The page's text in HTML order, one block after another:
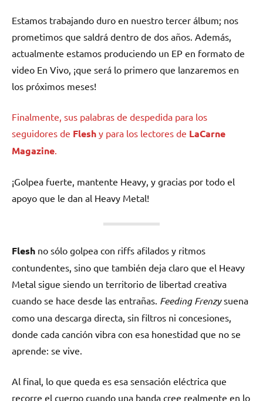
Estamos trabajando duro en nuestro tercer álbum; nos
prometimos que saldrá dentro de dos años. Además,
actualmente estamos produciendo un EP en formato de
video En Vivo, ¡que será lo primero que lanzaremos en
los próximos meses!
Finalmente, sus palabras de despedida para los
seguidores de Flesh y para los lectores de LaCarne
Magazine
¡Golpea fuerte, mantente Heavy, y gracias por todo el
apoyo que le dan al Heavy Metal!
Flesh no sólo golpea con riffs afilados y ritmos
contundentes, sino que también deja claro que el Heavy
Metal sigue siendo un territorio de libertad creativa
cuando se hace desde las entrañas. Feeding Frenzysuena
como una descarga directa, sin filtros ni concesiones,
donde cada canción vibra con esa honestidad que no se
aprende: se vive.
Al final, lo que queda es esa sensación eléctrica que
recorre el cuerpo cuando una banda cree realmente en lo